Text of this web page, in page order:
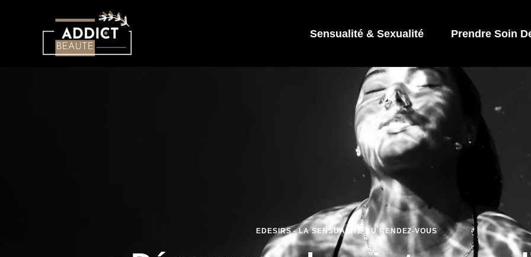
Sensualité & Sexualité Prendre Soin
EDESIRS - LA SENSUALITÉ AU RENDEZ-VOUS